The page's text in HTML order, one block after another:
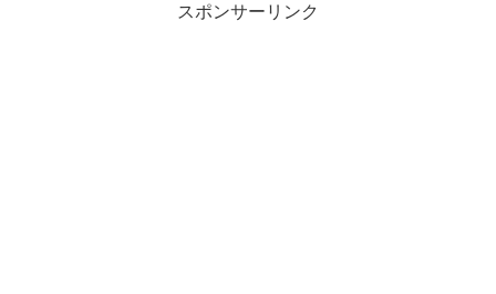
スポンサーリンク